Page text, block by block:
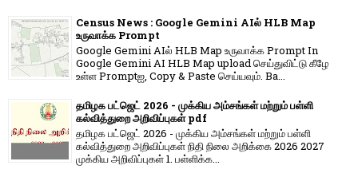
Census News : Google Gemini AIல் HLB Map
உருவாக்க Prompt
Google Gemini AIல் HLB Map உருவாக்க Prompt In
Google Gemini AI HLB Map upload செய்துவிட்டு கீழே
உள்ள Promptஐ, Copy & Paste செய்யவும். Ba...
தமிழக பட்ஜெட் 2026 - முக்கிய அம்சங்கள் மற்றும் பள்ளி
கல்வித்துறை அறிவிப்புகள் pdf
தமிழக பட்ஜெட் 2026 - முக்கிய அம்சங்கள் மற்றும் பள்ளி
கல்வித்துறை அறிவிப்புகள் நிதி நிலை அறிக்கை 2026 2027
முக்கிய அறிவிப்புகள் 1. பள்ளிக்க...